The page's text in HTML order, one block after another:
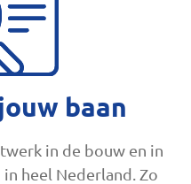
baan
in de bouw en in
heel Nederland. Zo